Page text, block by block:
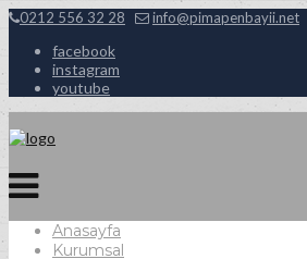
0212 556 32 28 info@pimapenbayii.net
facebook
instagram
youtube
Anasayfa
Kurumsal